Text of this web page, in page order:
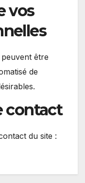
vos
être
de
contact
du site :